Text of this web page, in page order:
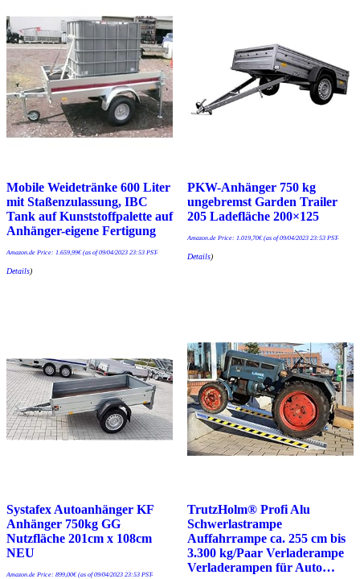
Mobile Weidetränke 600 Liter
mit Staßenzulassung, IBC
Tank auf Kunststoffpalette auf
Anhänger-eigene Fertigung
Amazon.de Price: 1.659,99€(as of 09/04/2023 23:53 PST-
Details)
PKW-Anhänger 750 kg
ungebremst Garden Trailer
205 Ladefläche 200×125
Amazon.de Price: 1.019,70€(as of 09/04/2023 23:53 PST-
Details)
Systafex Autoanhänger KF
Anhänger 750kg GG
Nutzfläche 201cm x 108cm
NEU
Amazon.de Price: 899,00€(as of 09/04/2023 23:53 PST-
TrutzHolm® Profi Alu
Schwerlastrampe
Auffahrrampe ca. 255 cm bis
3.300 kg/Paar Verladerampe
Verladerampen für Auto…